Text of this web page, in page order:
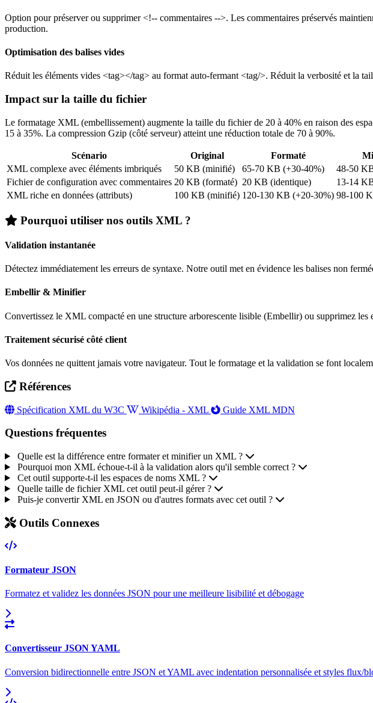
Option pour préserver ou supprimer <!-- commentaires -->. Les commentaires préservés
production.
Optimisation des balises vides
Réduit les éléments vides <tag></tag> au format auto-fermant <tag/>. Réduit la verbosité et la
Impact sur la taille du fichier
Le formatage XML (embellissement) augmente la taille du fichier de 20 à 40% en raison des
15 à 35%. La compression Gzip (côté serveur) atteint une réduction totale de 70 à 90%.
Scénario Original Formaté
XML complexe avec éléments imbriqués
50 KB (minifié) 65-70 KB (+30-40%) 48-50
Fichier de configuration avec commentaires 20 KB (formaté) 20 KB (identique) 13-14
XML riche en données (attributs)
100 KB (minifié) 120-130 KB (+20-30%) 98-100
Pourquoi utiliser nos outils XML ?
Validation instantanée
Détectez immédiatement les erreurs de syntaxe. Notre outil met en évidence les balises non
Embellir & Minifier
Convertissez le XML compacté en une structure arborescente lisible (Embellir) ou supprimez
Traitement sécurisé côté client
Vos données ne quittent jamais votre navigateur. Tout le formatage et la validation se font
Références
Spécification XML du W3C Wikipédia - XML Guide XML MDN
Questions fréquentes
Quelle est la différence entre formater et minifier un XML ?
Pourquoi mon XML échoue-t-il à la validation alors qu'il semble correct ?
Cet outil supporte-t-il les espaces de noms XML ?
Quelle taille de fichier XML cet outil peut-il gérer ?
Puis-je convertir XML en JSON ou d'autres formats avec cet outil ?
Outils Connexes
Formateur JSON
Formatez et validez les données JSON pour une meilleure lisibilité et débogage
Convertisseur JSON YAML
Conversion bidirectionnelle entre JSON et YAML avec indentation personnalisée et styles flux/